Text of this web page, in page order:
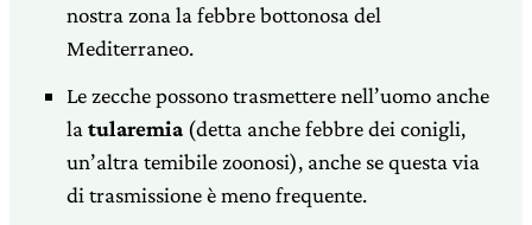
nostra zona la febbre bottonosa del
Mediterraneo.
Le zecche possono trasmettere nell’uomo anche
la tularemia (detta anche febbre dei conigli,
un’altra temibile zoonosi), anche se questa via
di trasmissione è meno frequente.